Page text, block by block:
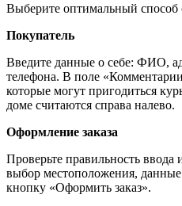
Выберите оптимальный способ
Покупатель
Введите данные о себе: ФИО,
телефона. В поле «Комментарии
которые могут пригодиться
доме считаются справа налево.
Оформление заказа
Проверьте правильность
выбор местоположения,
кнопку «Оформить заказ».